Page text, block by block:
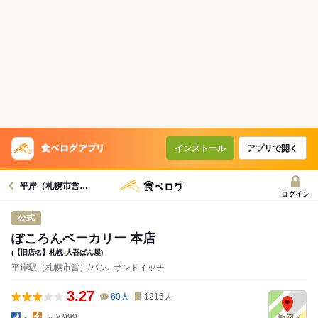
インストール アプリで開く
平岸（札幌市営）駅グルメへ
ログイン
公式
ぽころんベーカリー 本店
(【旧店名】札幌 大吾ぱん屋)
平岸駅（札幌市営）/パン､ サンドイッチ
3.27 60人 1216 人